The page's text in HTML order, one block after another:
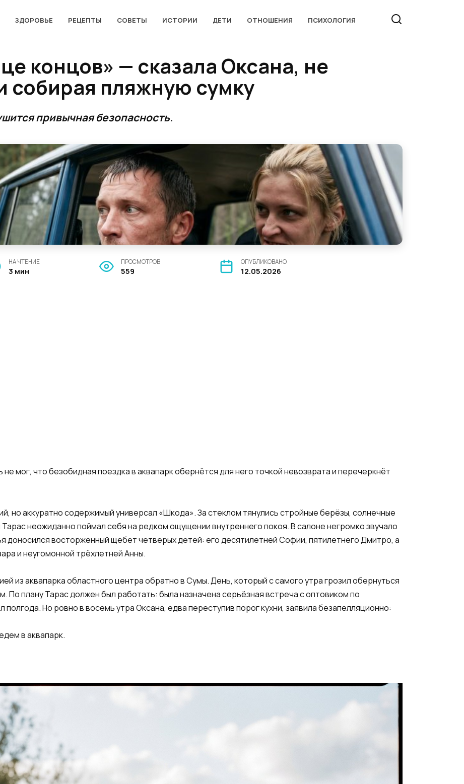
ЗДОРОВЬЕ РЕЦЕПТЫ СОВЕТЫ ИСТОРИИ ДЕТИ ОТНОШЕНИЯ ПСИХОЛОГИЯ
концов» — сказала Оксана, не
собирая пляжную сумку
привычная безопасность.
НА ЧТЕНИЕ
3 мин
ПРОСМОТРОВ
559
ОПУБЛИКОВАНО
12.05.2026
мог, что безобидная поездка в аквапарк обернётся для него точкой невозврата и перечеркнёт
но аккуратно содержимый универсал «Шкода». За стеклом тянулись стройные берёзы, солнечные
Тарас неожиданно поймал себя на редком ощущении внутреннего покоя. В салоне негромко звучало
доносился восторженный щебет четверых детей: его десятилетней Софии, пятилетнего Дмитро, а
и неугомонной трёхлетней Анны.
из аквапарка областного центра обратно в Сумы. День, который с самого утра грозил обернуться
По плану Тарас должен был работать: была назначена серьёзная встреча с оптовиком по
Но ровно в восемь утра Оксана, едва переступив порог кухни, заявила безапелляционно:
в аквапарк.